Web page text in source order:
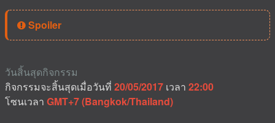
Spoiler
วันสิ้นสุดกิจกรรม
กิจกรรมจะสิ้นสุดเมื่อวันที่ 20/05/2017 เวลา 22:00
โซนเวลา GMT+7 (Bangkok/Thailand)